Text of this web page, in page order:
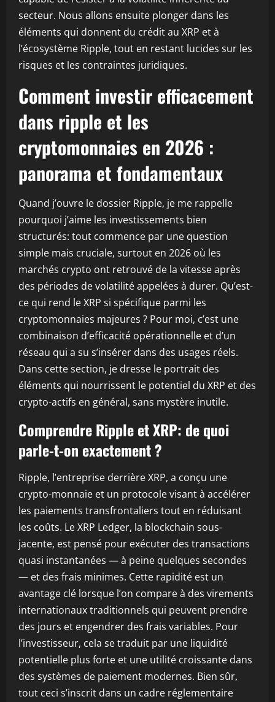
secteur. Nous allons ensuite plonger dans les
éléments qui donnent du crédit au XRP et à
l’écosystème Ripple, tout en restant lucides sur les
risques et les contraintes juridiques.
Comment investir efficacement
dans ripple et les
cryptomonnaies en 2026 :
panorama et fondamentaux
Quand j’ouvre le dossier Ripple, je me rappelle
pourquoi j’aime les investissements bien
structurés: tout commence par une question
simple mais cruciale, surtout en 2026 où les
marchés crypto ont retrouvé de la vitesse après
des périodes de volatilité appelées à durer. Qu’est-
ce qui rend le XRP si spécifique parmi les
cryptomonnaies majeures ? Pour moi, c’est une
combinaison d’efficacité opérationnelle et d’un
réseau qui a su s’insérer dans des usages réels.
Dans cette section, je dresse le portrait des
éléments qui nourrissent le potentiel du XRP et des
crypto-actifs en général, sans mystère inutile.
Comprendre Ripple et XRP: de quoi
parle-t-on exactement ?
Ripple, l’entreprise derrière XRP, a conçu une
crypto-monnaie et un protocole visant à accélérer
les paiements transfrontaliers tout en réduisant
les coûts. Le XRP Ledger, la blockchain sous-
jacente, est pensé pour exécuter des transactions
quasi instantanées — à peine quelques secondes
— et des frais minimes. Cette rapidité est un
avantage clé lorsque l’on compare à des virements
internationaux traditionnels qui peuvent prendre
des jours et engendrer des frais variables. Pour
l’investisseur, cela se traduit par une liquidité
potentielle plus forte et une utilité croissante dans
des systèmes de paiement modernes. Bien sûr,
tout ceci s’inscrit dans un cadre réglementaire